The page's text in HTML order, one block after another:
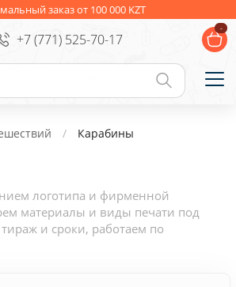
заказ от 100 000 KZT
+7 (771) 525-70-17
-
Новогодние подарки
к праздникам Упаковка
Личные аксессуары
Деловые подарки
Карабины
логотипа и фирменной
материалы и виды печати под
и сроки, работаем по